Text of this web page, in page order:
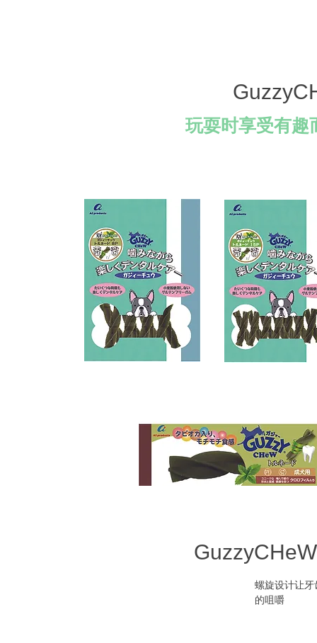
玩耍时享受有趣
GuzzyCHeW
螺旋设计让
的咀嚼